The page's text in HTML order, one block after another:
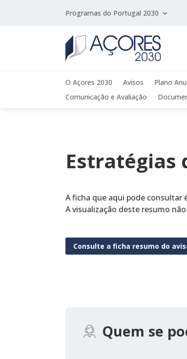
Programas do Portugal 2030
O Açores 2030 Avisos Plano
Comunicação e Avaliação
Estratégias
A ficha que aqui pode consultar
A visualização deste resumo
Consulte a ficha resumo do
Quem se